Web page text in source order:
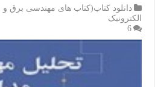
دانلود کتاب(کتاب های مهندسی برق و
الکترونیک
6